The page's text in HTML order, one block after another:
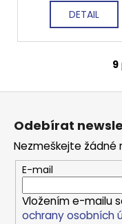
DETAIL
9
Z
Odebírat
Nezmeškejte žádné
E-mail
Vložením e-mailu
ochrany osobních